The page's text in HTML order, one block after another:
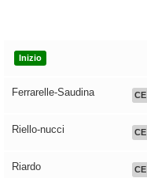
Inizio
Ferrarelle-Saudina CE
Riello-nucci CE
Riardo CE